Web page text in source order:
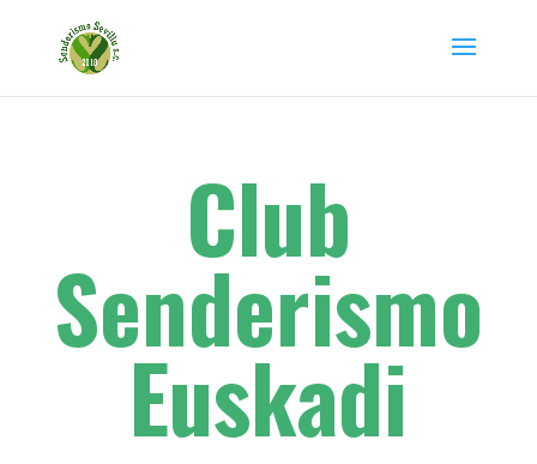
Club
Senderismo
Euskadi